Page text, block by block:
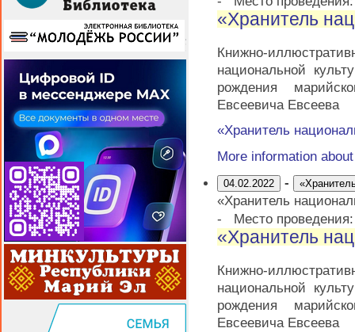
«Хранитель
Книжно-
национальной
рождения
Евсеевича Евсеева
«Хранитель
More information
04.02.2022 -
«Хранитель
-
Место
«Хранитель
Книжно-
национальной
рождения
Евсеевича Евсеева